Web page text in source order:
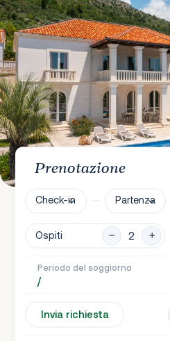
Prenotazione
Check-in Partenza
Ospiti
Periodo del soggiorno
/
Invia richiesta